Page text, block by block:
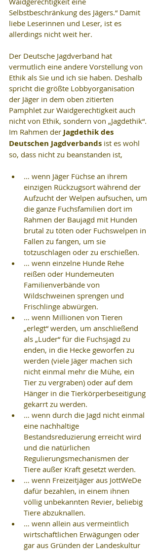
Selbstbeschränkung des Jägers.“ Damit
liebe Leserinnen und Leser, ist es
allerdings nicht weit her.
Der Deutsche Jagdverband hat
vermutlich eine andere Vorstellung von
Ethik als Sie und ich sie haben. Deshalb
spricht die größte Lobbyorganisation
der Jäger in dem oben zitierten
Pamphlet zur Waidgerechtigkeit auch
nicht von Ethik, sondern von „Jagdethik“.
Im Rahmen der Jagdethik des
Deutschen Jagdverbands ist es wohl
so, dass nicht zu beanstanden ist,
… wenn Jäger Füchse an ihrem
einzigen Rückzugsort während der
Aufzucht der Welpen aufsuchen, um
die ganze Fuchsfamilien dort im
Rahmen der Baujagd mit Hunden
brutal zu töten oder Fuchswelpen in
Fallen zu fangen, um sie
totzuschlagen oder zu erschießen.
… wenn einzelne Hunde Rehe
reißen oder Hundemeuten
Familienverbände von
Wildschweinen sprengen und
Frischlinge abwürgen.
… wenn Millionen von Tieren
„erlegt“ werden, um anschließend
als „Luder“ für die Fuchsjagd zu
enden, in die Hecke geworfen zu
werden (viele Jäger machen sich
nicht einmal mehr die Mühe, ein
Tier zu vergraben) oder auf dem
Hänger in die Tierkörperbeseitigung
gekarrt zu werden.
… wenn durch die Jagd nicht einmal
eine nachhaltige
Bestandsreduzierung erreicht wird
und die natürlichen
Regulierungsmechanismen der
Tiere außer Kraft gesetzt werden.
… wenn Freizeitjäger aus JottWeDe
dafür bezahlen, in einem ihnen
völlig unbekannten Revier, beliebig
Tiere abzuknallen.
… wenn allein aus vermeintlich
wirtschaftlichen Erwägungen oder
gar aus Gründen der Landeskultur